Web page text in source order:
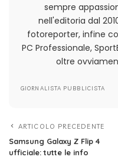
sempre
nell'editoria dal
fotoreporter, infine
PC Professionale,
oltre
GIORNALISTA PUBBLICISTA
ARTICOLO PRECEDENTE
Samsung Galaxy Z Flip 4
ufficiale: tutte le info